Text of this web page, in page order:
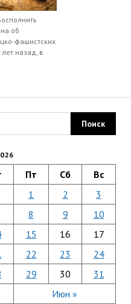
об
фашистских
назад, в
Пт Сб Вс
Июн »
1 2
3
8 9
10
15 16
17
22 23
24
29 30 31